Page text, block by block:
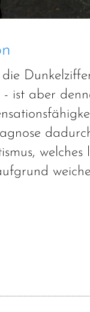
ist aber
welches